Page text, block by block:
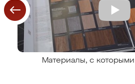
Материалы, с